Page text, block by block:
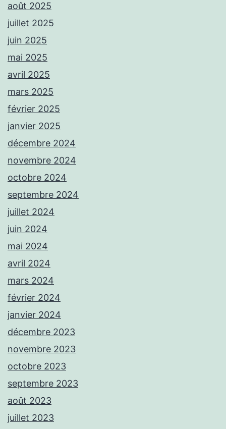
août 2025
juillet 2025
juin 2025
mai 2025
avril 2025
mars 2025
février 2025
janvier 2025
décembre 2024
novembre 2024
octobre 2024
septembre 2024
juillet 2024
juin 2024
mai 2024
avril 2024
mars 2024
février 2024
janvier 2024
décembre 2023
novembre 2023
octobre 2023
septembre 2023
août 2023
juillet 2023